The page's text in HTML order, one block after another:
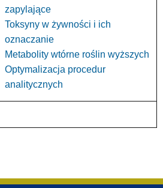
zapylające
Toksyny w żywności i ich
oznaczanie
Metabolity wtórne roślin wyższych
Optymalizacja procedur
analitycznych